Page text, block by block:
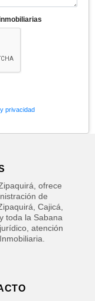
privacidad
ofrece
de
Cajicá,
toda la Sabana
atención